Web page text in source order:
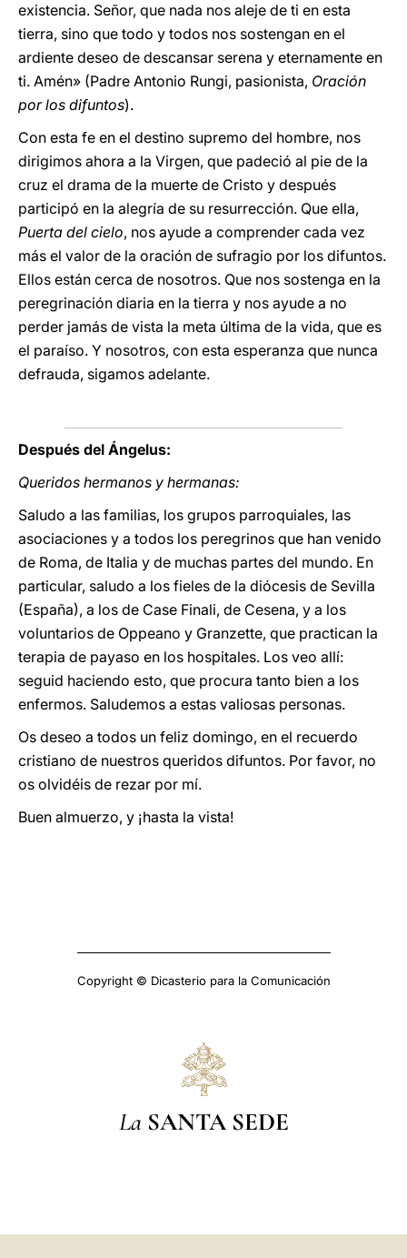
existencia. Señor, que nada nos aleje de ti en esta
tierra, sino que todo y todos nos sostengan en el
ardiente deseo de descansar serena y eternamente en
ti. Amén» (Padre Antonio Rungi, pasionista, Oración
por los difuntos).
Con esta fe en el destino supremo del hombre, nos
dirigimos ahora a la Virgen, que padeció al pie de la
cruz el drama de la muerte de Cristo y después
participó en la alegría de su resurrección. Que ella,
Puerta del cielo, nos ayude a comprender cada vez
más el valor de la oración de sufragio por los difuntos.
Ellos están cerca de nosotros. Que nos sostenga en la
peregrinación diaria en la tierra y nos ayude a no
perder jamás de vista la meta última de la vida, que es
el paraíso. Y nosotros, con esta esperanza que nunca
defrauda, sigamos adelante.
Después del Ángelus:
Queridos hermanos y hermanas:
Saludo a las familias, los grupos parroquiales, las
asociaciones y a todos los peregrinos que han venido
de Roma, de Italia y de muchas partes del mundo. En
particular, saludo a los fieles de la diócesis de Sevilla
(España), a los de Case Finali, de Cesena, y a los
voluntarios de Oppeano y Granzette, que practican la
terapia de payaso en los hospitales. Los veo allí:
seguid haciendo esto, que procura tanto bien a los
enfermos. Saludemos a estas valiosas personas.
Os deseo a todos un feliz domingo, en el recuerdo
cristiano de nuestros queridos difuntos. Por favor, no
os olvidéis de rezar por mí.
Buen almuerzo, y ¡hasta la vista!
Copyright © Dicasterio para la Comunicación
La SANTA SEDE